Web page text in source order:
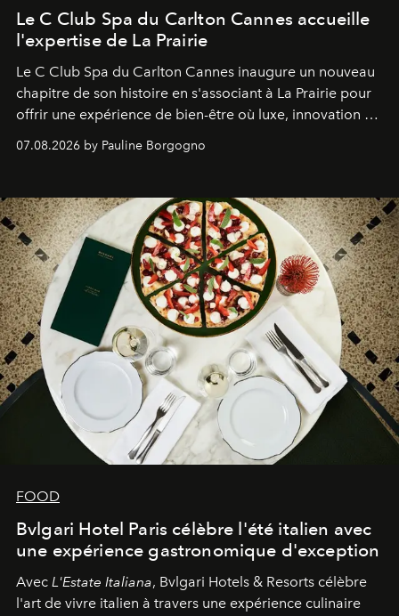
Le C Club Spa du Carlton Cannes accueille
l'expertise de La Prairie
Le C Club Spa du Carlton Cannes inaugure un nouveau
chapitre de son histoire en s'associant à La Prairie pour
offrir une expérience de bien-être où luxe, innovation et
07.08.2026 by Pauline Borgogno
FOOD
Bvlgari Hotel Paris célèbre l'été italien avec
une expérience gastronomique d'exception
Avec L'Estate Italiana, Bvlgari Hotels & Resorts célèbre
l'art de vivre italien à travers une expérience culinaire